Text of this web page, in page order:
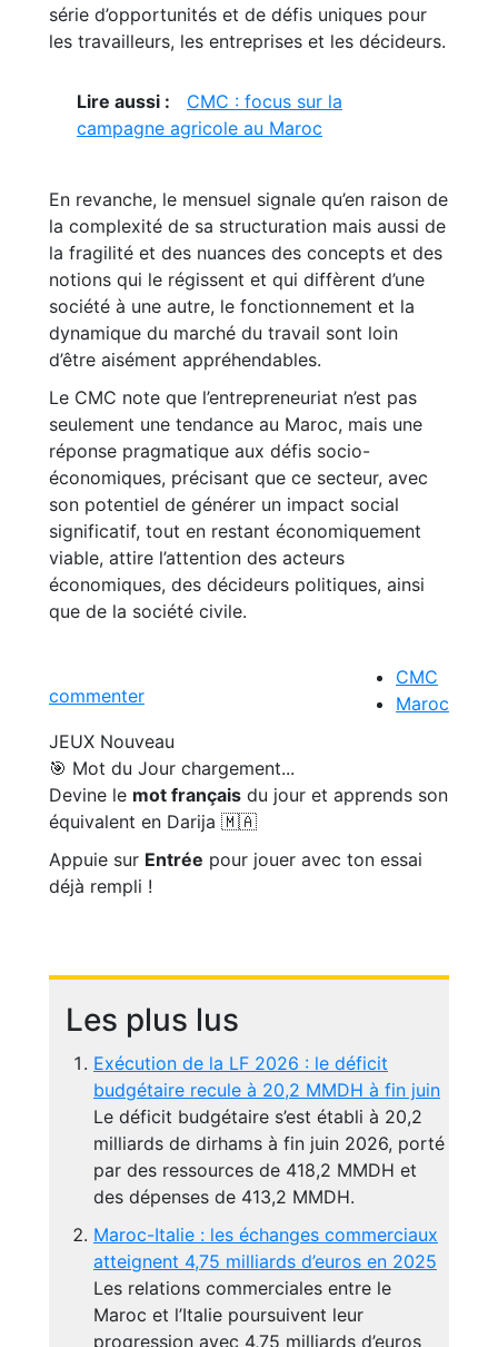
série d’opportunités et de défis uniques pour
les travailleurs, les entreprises et les décideurs.
Lire aussi :
CMC : focus sur la
campagne agricole au Maroc
En revanche, le mensuel signale qu’en raison de
la complexité de sa structuration mais aussi de
la fragilité et des nuances des concepts et des
notions qui le régissent et qui diffèrent d’une
société à une autre, le fonctionnement et la
dynamique du marché du travail sont loin
d’être aisément appréhendables.
Le CMC note que l’entrepreneuriat n’est pas
seulement une tendance au Maroc, mais une
réponse pragmatique aux défis socio-
économiques, précisant que ce secteur, avec
son potentiel de générer un impact social
significatif, tout en restant économiquement
viable, attire l’attention des acteurs
économiques, des décideurs politiques, ainsi
que de la société civile.
commenter
CMC
Maroc
JEUX Nouveau
🎯 Mot du Jour chargement...
Devine le mot français du jour et apprends son
équivalent en Darija 🇲🇦
Appuie sur Entrée pour jouer avec ton essai
déjà rempli !
Les plus lus
Exécution de la LF 2026 : le déficit
budgétaire recule à 20,2 MMDH à fin juin
Le déficit budgétaire s’est établi à 20,2
milliards de dirhams à fin juin 2026, porté
par des ressources de 418,2 MMDH et
des dépenses de 413,2 MMDH.
Maroc-Italie : les échanges commerciaux
atteignent 4,75 milliards d’euros en 2025
Les relations commerciales entre le
Maroc et l’Italie poursuivent leur
progression avec 4,75 milliards d’euros